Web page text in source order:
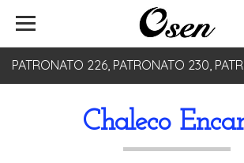
PATRONATO 226, PATRONATO 230,
Chaleco